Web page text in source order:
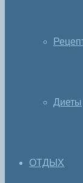
Диеты
ОТДЫХ